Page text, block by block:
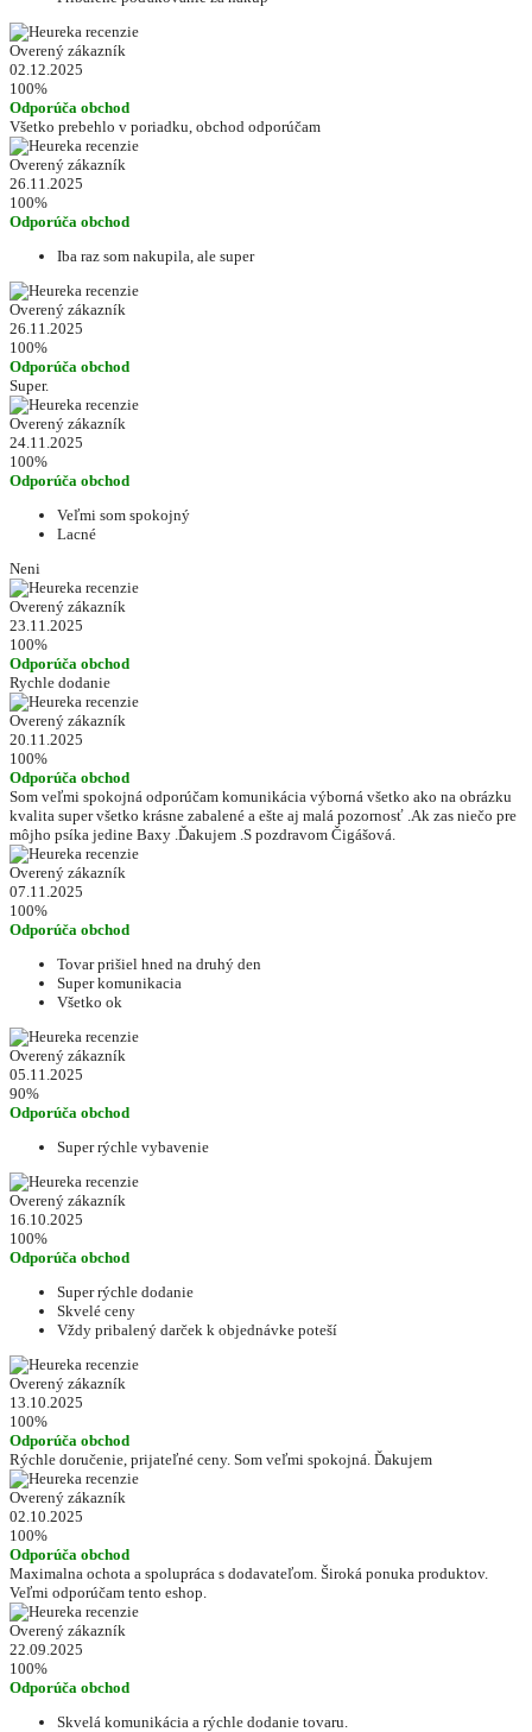
Overený zákazník
02.12.2025
100%
Odporúča obchod
Všetko prebehlo v poriadku, obchod odporúčam
Overený zákazník
26.11.2025
100%
Odporúča obchod
Iba raz som nakupila, ale super
Overený zákazník
26.11.2025
100%
Odporúča obchod
Super.
Overený zákazník
24.11.2025
100%
Odporúča obchod
Veľmi som spokojný
Lacné
Neni
Overený zákazník
23.11.2025
100%
Odporúča obchod
Rychle dodanie
Overený zákazník
20.11.2025
100%
Odporúča obchod
Som veľmi spokojná odporúčam komunikácia výborná všetko ako na obrázku
kvalita super všetko krásne zabalené a ešte aj malá pozornosť .Ak zas niečo pre
môjho psíka jedine Baxy .Ďakujem .S pozdravom Čigášová.
Overený zákazník
07.11.2025
100%
Odporúča obchod
Tovar prišiel hned na druhý den
Super komunikacia
Všetko ok
Overený zákazník
05.11.2025
90%
Odporúča obchod
Super rýchle vybavenie
Overený zákazník
16.10.2025
100%
Odporúča obchod
Super rýchle dodanie
Skvelé ceny
Vždy pribalený darček k objednávke poteší
Overený zákazník
13.10.2025
100%
Odporúča obchod
Rýchle doručenie, prijateľné ceny. Som veľmi spokojná. Ďakujem
Overený zákazník
02.10.2025
100%
Odporúča obchod
Maximalna ochota a spolupráca s dodavateľom. Široká ponuka produktov.
Veľmi odporúčam tento eshop.
Overený zákazník
22.09.2025
100%
Odporúča obchod
Skvelá komunikácia a rýchle dodanie tovaru.